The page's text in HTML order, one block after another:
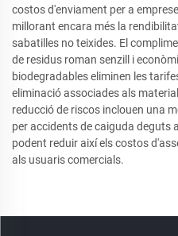
costos d'enviament per a
millorant encara més la
sabatilles no teixides. El
de residus roman senzill i
biodegradables eliminen les
eliminació associades als
reducció de riscos inclouen una
per accidents de caiguda deguts
podent reduir així els costos
als usuaris comercials.